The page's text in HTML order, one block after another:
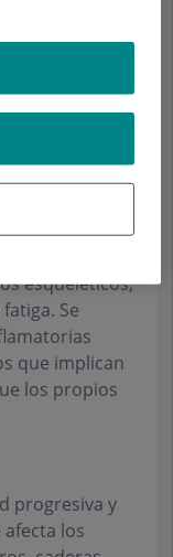
y
esqueléticos,
Se
que implican
los propios
progresiva y
los